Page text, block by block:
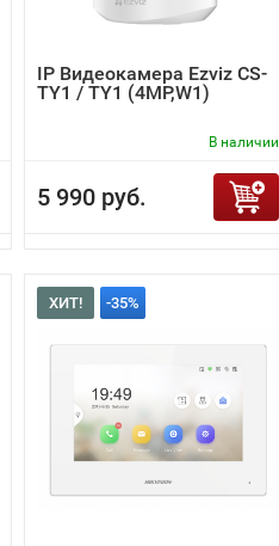
IP Видеокамера Ezviz CS-
TY1 / TY1 (4MP,W1)
В наличии
5 990 руб.
ХИТ! -35%